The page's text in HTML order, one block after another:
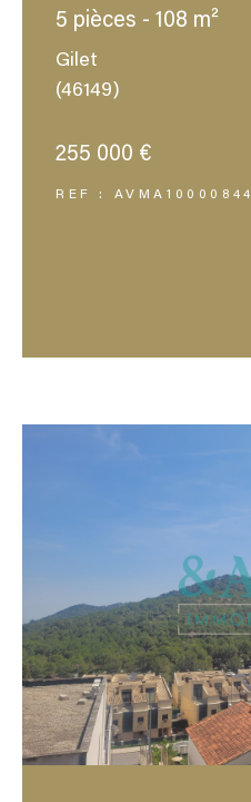
5 pièces - 108 m²
Gilet
(46149)
255 000 €
REF : AVMA10000844